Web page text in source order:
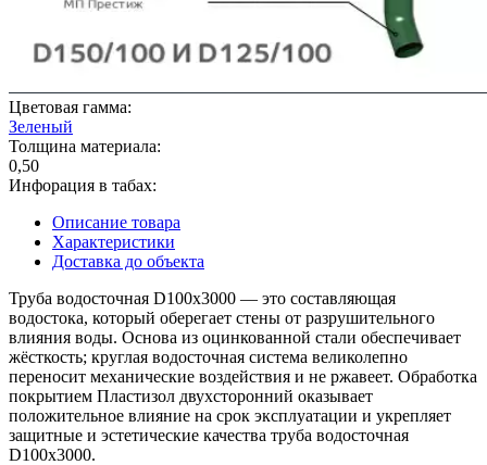
Цветовая гамма:
Зеленый
Толщина материала:
0,50
Инфорация в табах:
Описание товара
Характеристики
Доставка до объекта
Труба водосточная D100х3000 — это составляющая
водостока, который оберегает стены от разрушительного
влияния воды. Основа из оцинкованной стали обеспечивает
жёсткость; круглая водосточная система великолепно
переносит механические воздействия и не ржавеет. Обработка
покрытием Пластизол двухсторонний оказывает
положительное влияние на срок эксплуатации и укрепляет
защитные и эстетические качества труба водосточная
D100х3000.